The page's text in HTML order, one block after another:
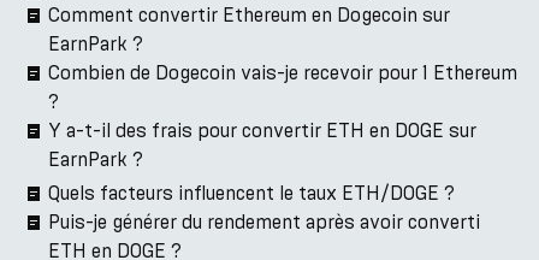
Comment convertir Ethereum en Dogecoin sur
EarnPark ?
Combien de Dogecoin vais-je recevoir pour 1 Ethereum
?
Y a-t-il des frais pour convertir ETH en DOGE sur
EarnPark ?
Quels facteurs influencent le taux ETH/DOGE ?
Puis-je générer du rendement après avoir converti
ETH en DOGE ?